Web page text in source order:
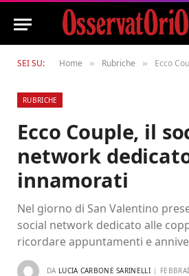
SEI SU: Home » Rubriche » Ecco Couple,
RUBRICHE
Ecco Couple, il
network
innamorati
Nel giorno di San Valentino
social network dedicato alle
ricordare appuntamenti e
DA LUCIA CARBONE SARINELLI